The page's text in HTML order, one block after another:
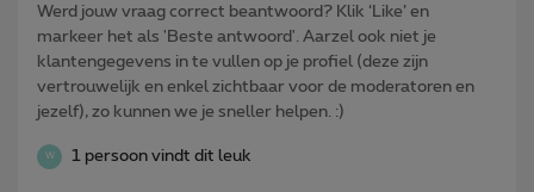
Werd jouw vraag correct beantwoord? Klik ‘Like’ en
markeer het als 'Beste antwoord'. Aarzel ook niet je
klantengegevens in te vullen op je profiel (deze zijn
vertrouwelijk en enkel zichtbaar voor de moderatoren en
jezelf), zo kunnen we je sneller helpen. :)
W 1 persoon vindt dit leuk